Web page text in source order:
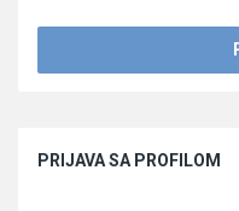
PRIJAVA SA PROFILOM